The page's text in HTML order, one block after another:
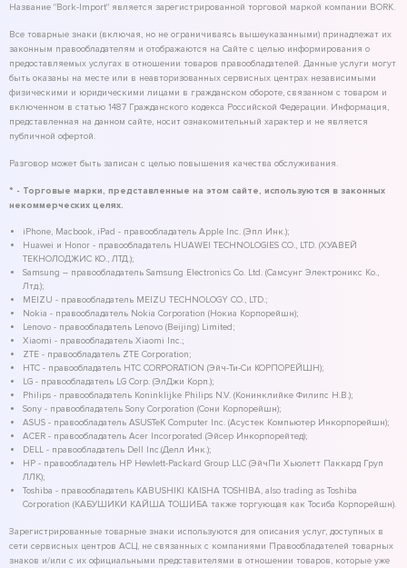
Название "Bork-Import" является зарегистрированной торговой маркой компании BORK.
Все товарные знаки (включая, но не ограничиваясь вышеуказанными) принадлежат их
законным правообладателям и отображаются на Сайте с целью информирования о
предоставляемых услугах в отношении товаров правообладателей. Данные услуги могут
быть оказаны на месте или в неавторизованных сервисных центрах независимыми
физическими и юридическими лицами в гражданском обороте, связанном с товаром и
включенном в статью 1487 Гражданского кодекса Российской Федерации. Информация,
представленная на данном сайте, носит ознакомительный характер и не является
публичной офертой.
Разговор может быть записан с целью повышения качества обслуживания.
* - Торговые марки, представленные на этом сайте, используются в законных
некоммерческих целях.
iPhone, Macbook, iPad - правообладатель Apple Inc. (Эпл Инк.);
Huawei и Honor - правообладатель HUAWEI TECHNOLOGIES CO., LTD. (ХУАВЕЙ
ТЕКНОЛОДЖИС КО., ЛТД.);
Samsung – правообладатель Samsung Electronics Co. Ltd. (Самсунг Электроникс Ко.,
Лтд.);
MEIZU - правообладатель MEIZU TECHNOLOGY CO., LTD.;
Nokia - правообладатель Nokia Corporation (Нокиа Корпорейшн);
Lenovo - правообладатель Lenovo (Beijing) Limited;
Xiaomi - правообладатель Xiaomi Inc.;
ZTE - правообладатель ZTE Corporation;
HTC - правообладатель HTC CORPORATION (Эйч-Ти-Си КОРПОРЕЙШН);
LG - правообладатель LG Corp. (ЭлДжи Корп.);
Philips - правообладатель Koninklijke Philips N.V. (Конинклийке Филипс Н.В.);
Sony - правообладатель Sony Corporation (Сони Корпорейшн);
ASUS - правообладатель ASUSTeK Computer Inc. (Асустек Компьютер Инкорпорейшн);
ACER - правообладатель Acer Incorporated (Эйсер Инкорпорейтед);
DELL - правообладатель Dell Inc.(Делл Инк.);
HP - правообладатель HP Hewlett-Packard Group LLC (ЭйчПи Хьюлетт Паккард Груп
ЛЛК);
Toshiba - правообладатель KABUSHIKI KAISHA TOSHIBA, also trading as Toshiba
Corporation (КАБУШИКИ КАЙША ТОШИБА также торгующая как Тосиба Корпорейшн).
Зарегистрированные товарные знаки используются для описания услуг, доступных в
сети сервисных центров АСЦ, не связанных с компаниями Правообладателей товарных
знаков и/или с их официальными представителями в отношении товаров, которые уже